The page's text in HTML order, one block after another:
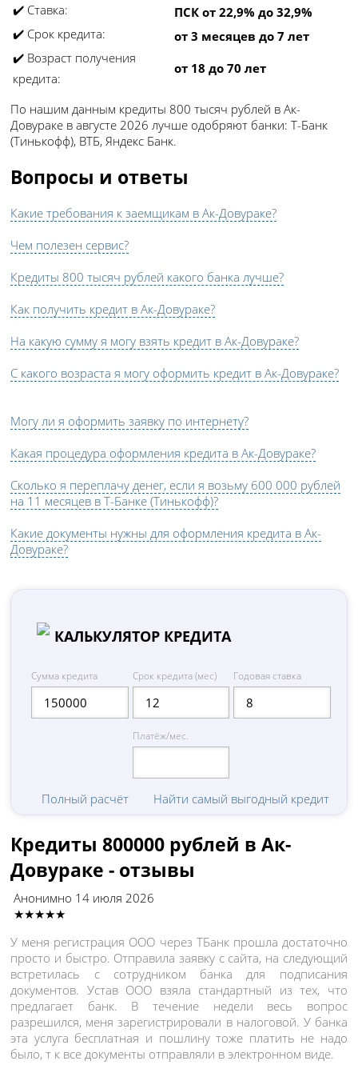
✔️ Ставка:
ПСК от 22,9% до 32,9%
✔️ Срок кредита:
от 3 месяцев до 7 лет
✔️ Возраст получения
кредита:
от 18 до 70 лет
По нашим данным кредиты 800 тысяч рублей в Ак-
Довураке в августе 2026 лучше одобряют банки: Т-Банк
(Тинькофф), ВТБ, Яндекс Банк.
Вопросы и ответы
Какие требования к заемщикам в Ак-Довураке?
Чем полезен сервис?
Кредиты 800 тысяч рублей какого банка лучше?
Как получить кредит в Ак-Довураке?
На какую сумму я могу взять кредит в Ак-Довураке?
С какого возраста я могу оформить кредит в Ак-Довураке?
Могу ли я оформить заявку по интернету?
Какая процедура оформления кредита в Ак-Довураке?
Сколько я переплачу денег, если я возьму 600 000 рублей
на 11 месяцев в Т-Банке (Тинькофф)?
Какие документы нужны для оформления кредита в Ак-
Довураке?
КАЛЬКУЛЯТОР КРЕДИТА
Сумма кредита Срок кредита (мес) Годовая ставка
Платёж/мес.
Полный расчёт Найти самый выгодный кредит
Кредиты 800000 рублей в Ак-
Довураке - отзывы
Анонимно 14 июля 2026
★★★★★
У меня регистрация ООО через ТБанк прошла достаточно
просто и быстро. Отправила заявку с сайта, на следующий
встретилась с сотрудником банка для подписания
документов. Устав ООО взяла стандартный из тех, что
предлагает банк. В течение недели весь вопрос
разрешился, меня зарегистрировали в налоговой. У банка
эта услуга бесплатная и пошлину тоже платить не надо
было, т к все документы отправляли в электронном виде.